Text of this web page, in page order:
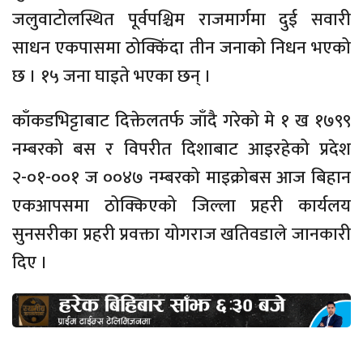
जलुवाटोलस्थित पूर्वपश्चिम राजमार्गमा दुई सवारी
साधन एकपासमा ठोक्किंदा तीन जनाको निधन भएको
छ । १५ जना घाइते भएका छन् ।
काँकडभिट्टाबाट दिक्तेलतर्फ जाँदै गरेको मे १ ख १७९९
नम्बरको बस र विपरीत दिशाबाट आइरहेको प्रदेश
२-०१-००१ ज ००४७ नम्बरको माइक्रोबस आज बिहान
एकआपसमा ठोक्किएको जिल्ला प्रहरी कार्यलय
सुनसरीका प्रहरी प्रवक्ता योगराज खतिवडाले जानकारी
दिए ।